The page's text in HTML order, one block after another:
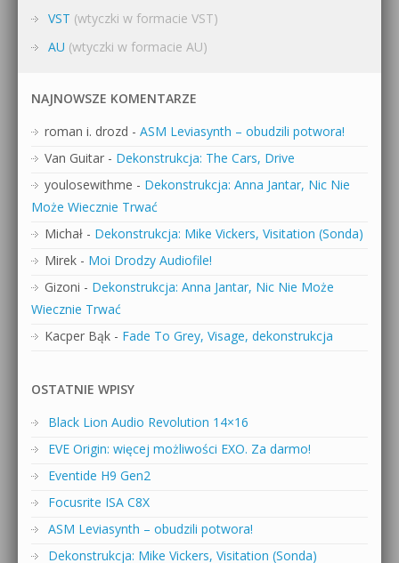
VST (wtyczki w formacie VST)
AU (wtyczki w formacie AU)
NAJNOWSZE KOMENTARZE
roman i. drozd - ASM Leviasynth – obudzili potwora!
Van Guitar - Dekonstrukcja: The Cars, Drive
youlosewithme - Dekonstrukcja: Anna Jantar, Nic Nie
Może Wiecznie Trwać
Michał - Dekonstrukcja: Mike Vickers, Visitation (Sonda)
Mirek - Moi Drodzy Audiofile!
Gizoni - Dekonstrukcja: Anna Jantar, Nic Nie Może
Wiecznie Trwać
Kacper Bąk - Fade To Grey, Visage, dekonstrukcja
OSTATNIE WPISY
Black Lion Audio Revolution 14×16
EVE Origin: więcej możliwości EXO. Za darmo!
Eventide H9 Gen2
Focusrite ISA C8X
ASM Leviasynth – obudzili potwora!
Dekonstrukcja: Mike Vickers, Visitation (Sonda)